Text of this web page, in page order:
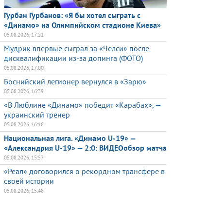
Гурбан Гурбанов: «Я бы хотел сыграть с
«Динамо» на Олимпийском стадионе Киева»
05.08.2026, 17:21
Мудрик впервые сыграл за «Челси» после
дисквалификации из-за допинга (ФОТО)
05.08.2026, 17:00
Боснийский легионер вернулся в «Зарю»
05.08.2026, 16:39
«В Люблине «Динамо» победит «Карабах», —
украинский тренер
05.08.2026, 16:18
Национальная лига. «Динамо U-19» —
«Александрия U-19» — 2:0: ВИДЕОобзор матча
05.08.2026, 15:57
«Реал» договорился о рекордном трансфере в
своей истории
05.08.2026, 15:48